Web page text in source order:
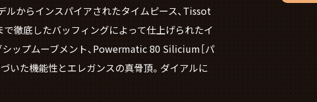
からインスパイアされたタイムピース、Tissot
徹底したバッフィングによって仕上げられたイ
ップムーブメント、Powermatic 80 Silicium［パ
いた機能性とエレガンスの真骨頂。ダイアルに